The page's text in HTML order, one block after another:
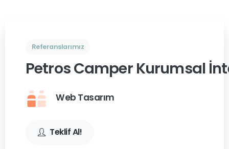
Referanslarımız
Petros Camper Kurumsal
Web Tasarım
Teklif Al!